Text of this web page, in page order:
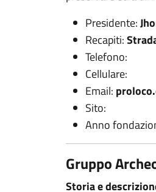
Presidente:
Recapiti:
Telefono:
Cellulare:
Email:
Sito:
Anno
Gruppo
Storia e